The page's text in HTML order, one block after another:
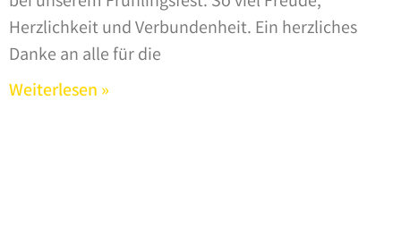
Herzlichkeit und Verbundenheit. Ein herzliches
Danke an alle für die
Weiterlesen »